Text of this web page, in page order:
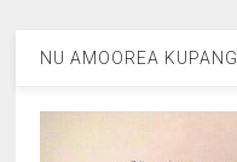
NU AMOOREA KUPANG